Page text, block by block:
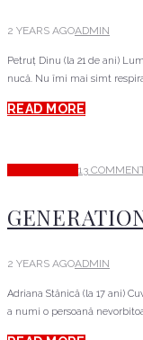
2 YEARS AGOADMIN
Petruț Dinu (la 21 de ani)
nucă. Nu îmi mai simt
READ MORE
13
2 YEARS AGOADMIN
Adriana Stănică (la 17 ani)
a numi o persoană